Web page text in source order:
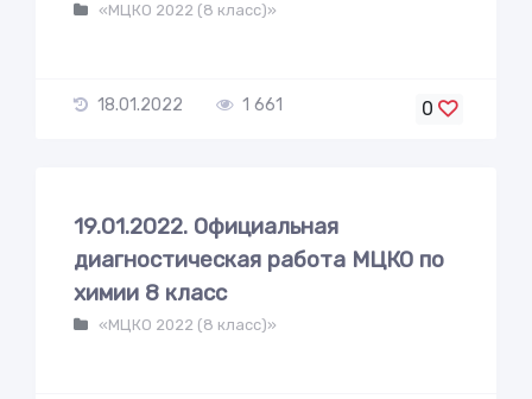
«МЦКО 2022 (8 класс)»
18.01.2022 1 661 0
19.01.2022. Официальная
диагностическая работа МЦКО по
химии 8 класс
«МЦКО 2022 (8 класс)»